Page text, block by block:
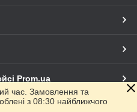
Prom.ua
час. Замовлення та
з 08:30 найближчого